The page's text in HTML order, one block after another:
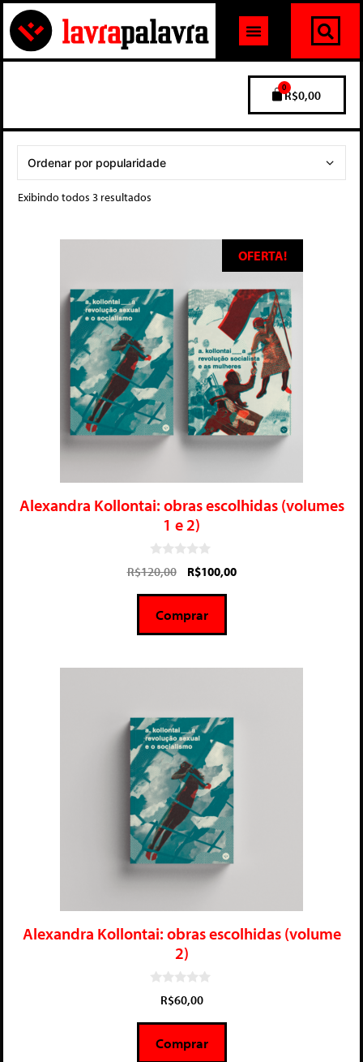
R$0,00
0
Exibindo todos 3 resultados
OFERTA!
Alexandra Kollontai: obras escolhidas (volumes
1 e 2)
0
d
5
R$120,00 R$100,00
Comprar
Alexandra Kollontai: obras escolhidas (volume
2)
5
R$60,00
Comprar